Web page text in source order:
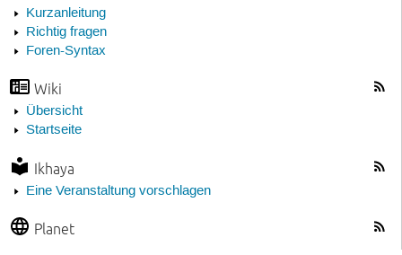
Kurzanleitung
Richtig fragen
Foren-Syntax
Wiki
Übersicht
Startseite
Ikhaya
Eine Veranstaltung vorschlagen
Planet